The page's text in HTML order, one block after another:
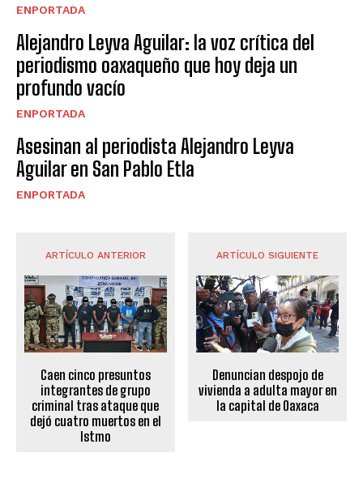
ENPORTADA
Alejandro Leyva Aguilar: la voz crítica del
periodismo oaxaqueño que hoy deja un
profundo vacío
ENPORTADA
Asesinan al periodista Alejandro Leyva
Aguilar en San Pablo Etla
ENPORTADA
ARTÍCULO ANTERIOR
Caen cinco presuntos
integrantes de grupo
criminal tras ataque que
dejó cuatro muertos en el
Istmo
ARTÍCULO SIGUIENTE
Denuncian despojo de
vivienda a adulta mayor en
la capital de Oaxaca